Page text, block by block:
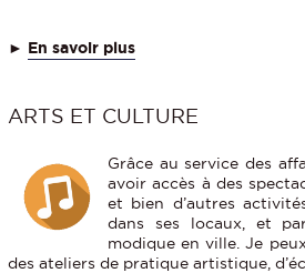
► En savoir plus
ARTS ET CULTURE
Grâce au service des
avoir accès à des
et bien d’autres
dans ses locaux, et
modique en ville. Je
des ateliers de pratique artistique,